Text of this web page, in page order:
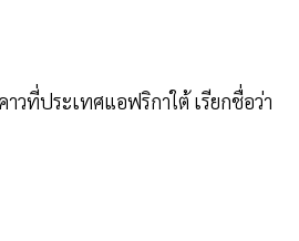
วที่ประเทศแอฟริกาใต้ เรียกชื่อว่า